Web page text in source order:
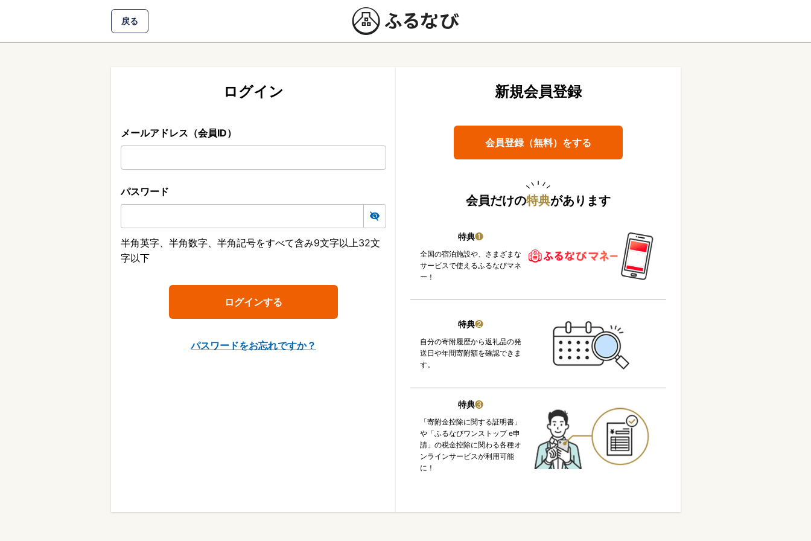
戻る
ログイン
メールアドレス（会員ID）
パスワード
半角英字、半角数字、半角記号をすべて含み9文字以上32文
字以下
パスワードをお忘れですか？
新規会員登録
会員登録（無料）をする
会員だけの特典があります
特典❶
全国の宿泊施設や、さまざまな
サービスで使えるふるなびマネ
ー！
特典❷
自分の寄附履歴から返礼品の発
送日や年間寄附額を確認できま
す。
特典❸
「寄附金控除に関する証明書」
や「ふるなびワンストップ e申
請」の税金控除に関わる各種オ
ンラインサービスが利用可能
に！